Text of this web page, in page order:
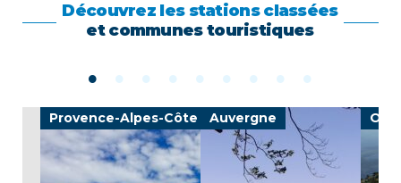
Découvrez les stations classées
et communes touristiques
Provence-Alpes-Côte d'AzurAuvergne